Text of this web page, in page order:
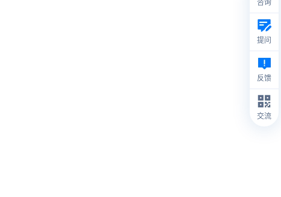
咨询
提问
反馈
交流